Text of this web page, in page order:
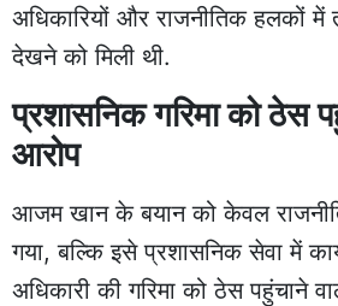
अधिकारियों और राजनीतिक हलकों में
देखने को मिली थी.
प्रशासनिक गरिमा को ठेस
आरोप
आजम खान के बयान को केवल
गया, बल्कि इसे प्रशासनिक सेवा में
अधिकारी की गरिमा को ठेस पहुंचाने